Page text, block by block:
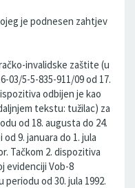
je podnesen zahtjev
invalidske zaštite (u
5-5-835-911/09 od 17.
odbijen je kao
tekstu: tužilac) za
od 18. augusta do 24.
9. januara do 1. jula
Tačkom 2. dispozitiva
evidenciji Vob-8
od 30. jula 1992.